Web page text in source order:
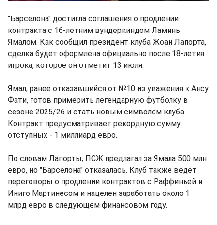
"Барселона" достигла соглашения о продлении
контракта с 16-летним вундеркиндом Ламинь
Ямалом. Как сообщил президент клуба Жоан Лапорта,
сделка будет оформлена официально после 18-летия
игрока, которое он отметит 13 июля.
Ямал, ранее отказавшийся от №10 из уважения к Ансу
Фати, готов примерить легендарную футболку в
сезоне 2025/26 и стать новым символом клуба.
Контракт предусматривает рекордную сумму
отступных - 1 миллиард евро.
По словам Лапорты, ПСЖ предлагал за Ямала 500 млн
евро, но "Барселона" отказалась. Клуб также ведёт
переговоры о продлении контрактов с Раффиньей и
Иниго Мартинесом и нацелен заработать около 1
млрд евро в следующем финансовом году.